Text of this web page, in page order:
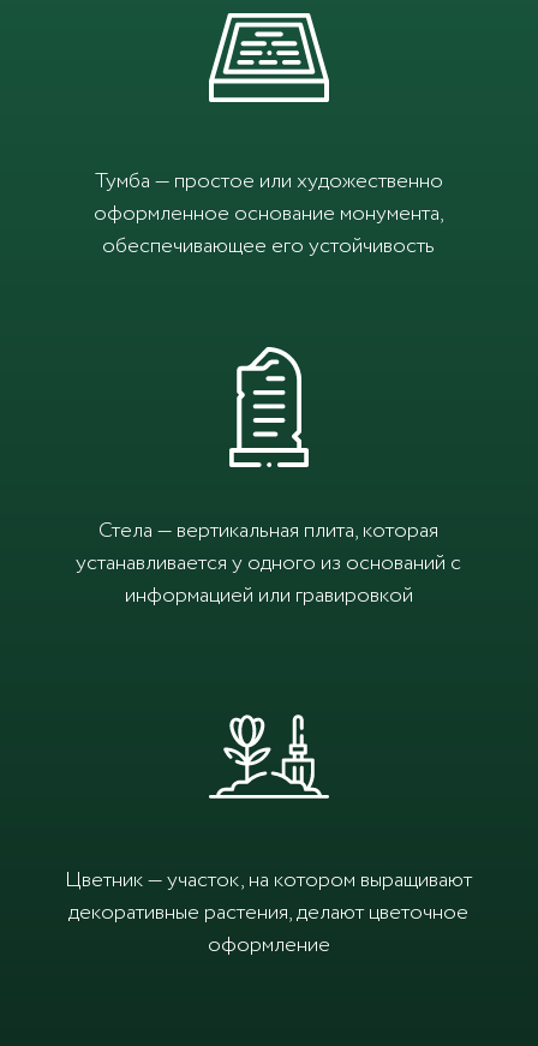
Тумба — простое или художественно
оформленное основание монумента,
обеспечивающее его устойчивость
Стела — вертикальная плита, которая
устанавливается у одного из оснований с
информацией или гравировкой
Цветник — участок, на котором выращивают
декоративные растения, делают цветочное
оформление